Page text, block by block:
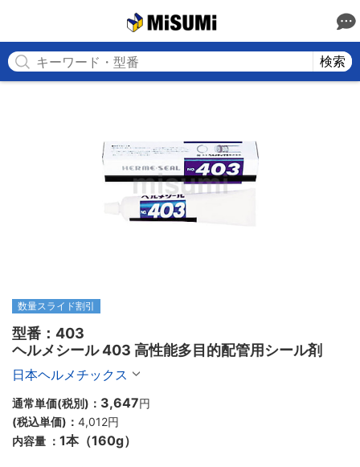
検索
数量スライド割引
型番：403
ヘルメシール 403 高性能多目的配管用シール剤
日本ヘルメチックス
通常単価(税別)： 3,647円
(税込単価)： 4,012円
内容量 ： 1本（160g）